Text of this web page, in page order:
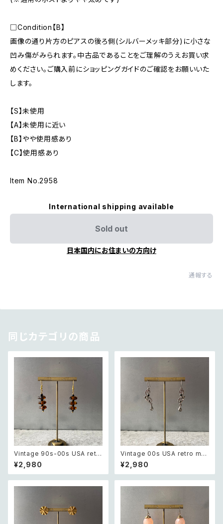
□Condition【B】
画像の通り片方のピアスの後ろ側(シルバーメッキ部分)に小さな
凹み傷がみられます。中古品であることをご理解のうえお買い求
めください。ご購入前にショッピングガイドのご確認をお願いいた
します。
【S】未使用
【A】未使用に近い
【B】やや使用感あり
【C】使用感あり
Item No.2958
International shipping available
Sold out
日本国内にお住まいの方向け
通報する
同じカテゴリの商品
Vintage 90s-00s USA retr
o amber color beads pierc
e レトロ アメリカ ヴィンテージ
アクセサリー 琥珀色 ビーズ ピ
¥2,980
Vintage 00s USA retro mo
notone bijou classical des
ign pierce レトロ アメリカ ヴ
ィンテージ アクセサリー モノト
¥2,980